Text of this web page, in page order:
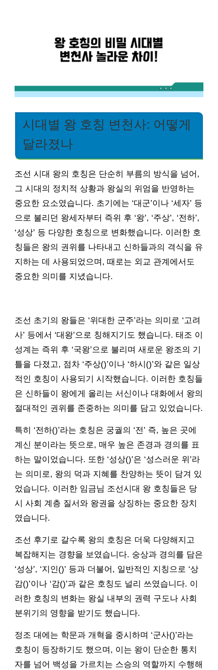
시대별 왕 호칭 변천사: 어떻게
달라졌나
조선 시대 왕의 호칭은 단순히 부름의 방식을 넘어,
그 시대의 정치적 상황과 왕실의 위엄을 반영하는
중요한 요소였습니다. 초기에는 ‘대군’이나 ‘세자’ 등
으로 불리던 왕세자부터 즉위 후 ‘왕’, ‘주상’, ‘전하’,
‘성상’ 등 다양한 호칭으로 변화했습니다. 이러한 호
칭들은 왕의 권위를 나타내고 신하들과의 격식을 유
지하는 데 사용되었으며, 때로는 외교 관계에서도
중요한 의미를 지녔습니다.
조선 초기의 왕들은 ‘위대한 군주’라는 의미로 ‘고려
사’ 등에서 ‘대왕’으로 칭해지기도 했습니다. 태조 이
성계는 즉위 후 ‘국왕’으로 불리며 새로운 왕조의 기
틀을 다졌고, 점차 ‘주상()’이나 ‘하시()’와 같은 일상
적인 호칭이 사용되기 시작했습니다. 이러한 호칭들
은 신하들이 왕에게 올리는 서신이나 대화에서 왕의
절대적인 권위를 존중하는 의미를 담고 있었습니다.
특히 ‘전하()’라는 호칭은 궁궐의 ‘전’ 즉, 높은 곳에
계신 분이라는 뜻으로, 매우 높은 존경과 경의를 표
하는 말이었습니다. 또한 ‘성상()’은 ‘성스러운 위’라
는 의미로, 왕의 덕과 지혜를 찬양하는 뜻이 담겨 있
었습니다. 이러한 임금님 조선시대 왕 호칭들은 당
시 사회 계층 질서와 왕권을 상징하는 중요한 장치
였습니다.
조선 후기로 갈수록 왕의 호칭은 더욱 다양해지고
복잡해지는 경향을 보였습니다. 숭상과 경의를 담은
‘성상’, ‘지인()’ 등과 더불어, 일반적인 지칭으로 ‘상
감()’이나 ‘감()’과 같은 호칭도 널리 쓰였습니다. 이
러한 호칭의 변화는 왕실 내부의 권력 구도나 사회
분위기의 영향을 받기도 했습니다.
정조 대에는 학문과 개혁을 중시하며 ‘군사()’라는
호칭이 등장하기도 했으며, 이는 왕이 단순한 통치
자를 넘어 백성을 가르치는 스승의 역할까지 수행해